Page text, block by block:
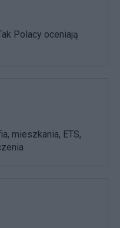
Polacy oceniają
mieszkania, ETS,